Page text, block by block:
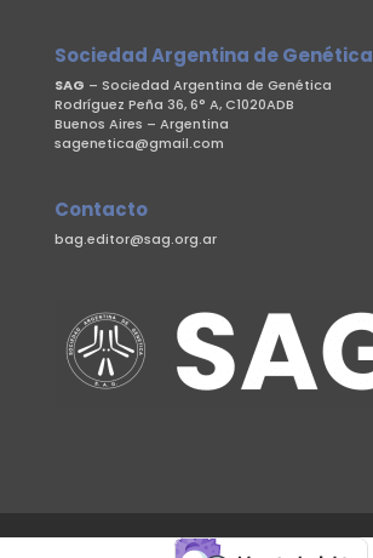
Sociedad Argentina de Genética
SAG – Sociedad Argentina de Genética
Rodríguez Peña 36, 6° A, C1020ADB
Buenos Aires – Argentina
sagenetica@gmail.com
Contacto
bag.editor@sag.org.ar